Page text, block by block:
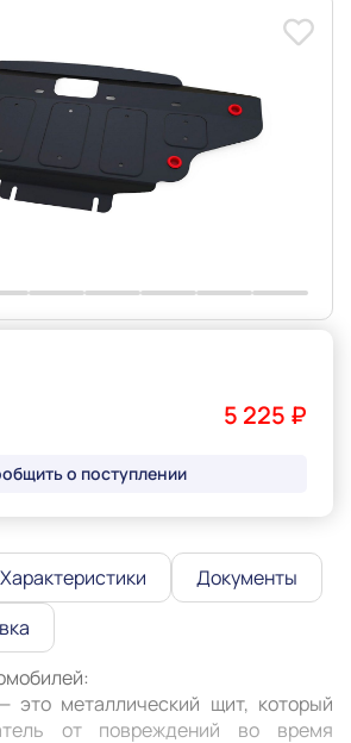
5 225 ₽
о поступлении
Характеристики
Документы
это металлический щит, который
от повреждений во время